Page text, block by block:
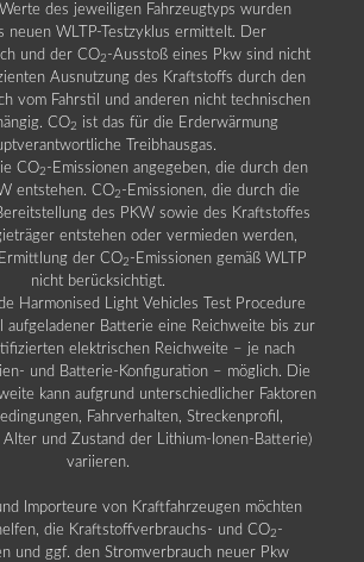
des jeweiligen Fahrzeugtyps wurden
neuen WLTP-Testzyklus ermittelt. Der
und der CO2 -Ausstoß eines Pkw sind nicht
Ausnutzung des Kraftstoffs durch den
vom Fahrstil und anderen nicht technischen
CO2 ist das für die Erderwärmung
Treibhausgas.
CO2 -Emissionen angegeben, die durch den
entstehen. CO2 -Emissionen, die durch die
des PKW sowie des Kraftstoffes
entstehen oder vermieden werden,
der CO2 -Emissionen gemäß WLTP
nicht berücksichtigt.
Harmonised Light Vehicles Test Procedure
aufgeladener Batterie eine Reichweite bis zur
elektrischen Reichweite – je nach
und Batterie-Konfiguration – möglich. Die
kann aufgrund unterschiedlicher Faktoren
Fahrverhalten, Streckenprofil,
Alter und Zustand der Lithium-Ionen-Batterie)
variieren.
Importeure von Kraftfahrzeugen möchten
die Kraftstoffverbrauchs- und CO2 -
und ggf. den Stromverbrauch neuer Pkw